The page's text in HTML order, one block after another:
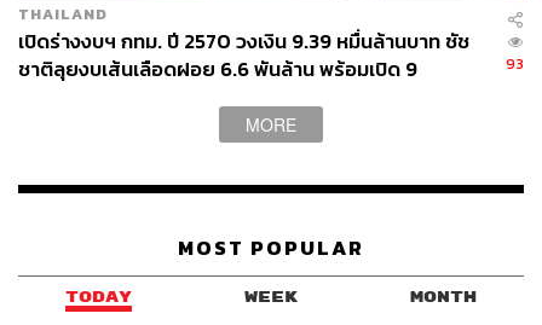
81
ABOUT THE AUTHOR
THE STANDARD TEAM
ศวิตา พูลเสถียร
ช่างภาพข่าว ประจำสำนักข่าว THE
THAILAND
เปิดร่างงบฯ กทม. ปี 2570 วงเงิน 9.39 หมื่นล้านบาท ชัช
ชาติลุยงบเส้นเลือดฝอย 6.6 พันล้าน พร้อมเปิด 9
93
MORE
MOST POPULAR
TODAY WEEK MONTH